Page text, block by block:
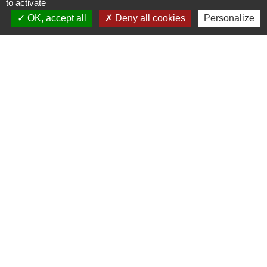
Contacts
Commune de Varennes
to activate
OK, accept all
Deny all cookies Personalize